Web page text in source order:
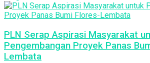
PLN Serap Aspirasi Masyarakat
Pengembangan Proyek Panas
Lembata